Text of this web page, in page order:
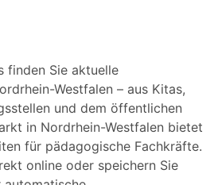
finden Sie aktuelle
Westfalen – aus Kitas,
und dem öffentlichen
in Nordrhein-Westfalen bietet
für pädagogische Fachkräfte.
online oder speichern Sie